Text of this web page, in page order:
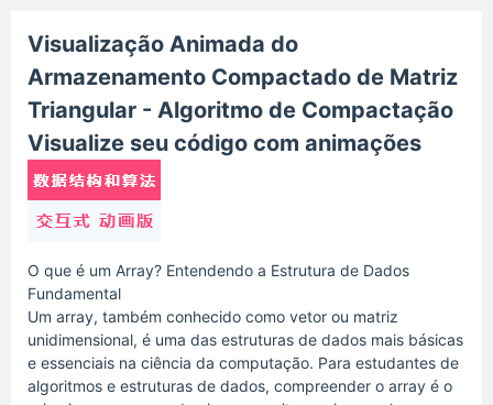
Visualização Animada do
Armazenamento Compactado de Matriz
Triangular - Algoritmo de Compactação
Visualize seu código com animações
O que é um Array? Entendendo a Estrutura de Dados
Fundamental
Um array, também conhecido como vetor ou matriz
unidimensional, é uma das estruturas de dados mais básicas
e essenciais na ciência da computação. Para estudantes de
algoritmos e estruturas de dados, compreender o array é o